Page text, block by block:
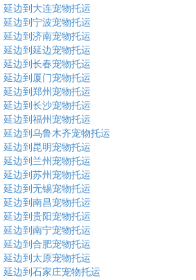
延边到大连宠物托运
延边到宁波宠物托运
延边到济南宠物托运
延边到延边宠物托运
延边到长春宠物托运
延边到厦门宠物托运
延边到郑州宠物托运
延边到长沙宠物托运
延边到福州宠物托运
延边到乌鲁木齐宠物托运
延边到昆明宠物托运
延边到兰州宠物托运
延边到苏州宠物托运
延边到无锡宠物托运
延边到南昌宠物托运
延边到贵阳宠物托运
延边到南宁宠物托运
延边到合肥宠物托运
延边到太原宠物托运
延边到石家庄宠物托运